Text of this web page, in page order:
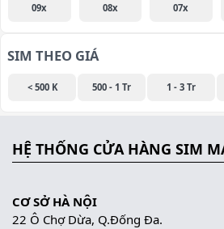
09x 08x 07x
SIM THEO GIÁ
< 500 K 500 - 1 Tr 1 - 3 Tr
HỆ THỐNG CỬA HÀNG SIM
CƠ SỞ HÀ NỘI
22 Ô Chợ Dừa, Q.Đống Đa.